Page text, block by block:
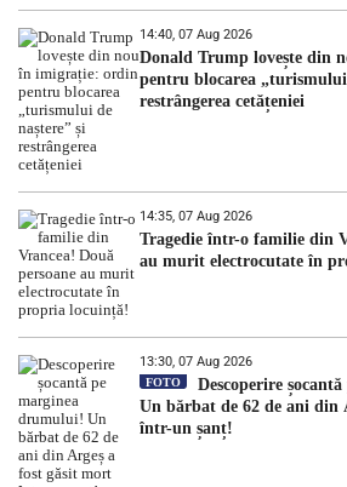
14:40, 07 Aug 2026
Donald Trump lovește din
pentru blocarea „turismului
restrângerea cetățeniei
14:35, 07 Aug 2026
Tragedie într-o familie din
au murit electrocutate în
13:30, 07 Aug 2026
FOTO
Descoperire
Un bărbat de 62 de ani din
într-un șanț!